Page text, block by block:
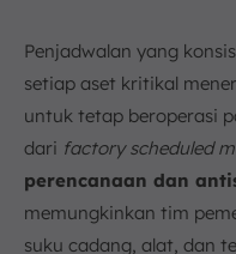
Penjadwalan yang
setiap aset kritikal
untuk tetap beroperasi
dari factory scheduled
perencanaan dan
memungkinkan tim
suku cadang, alat, dan